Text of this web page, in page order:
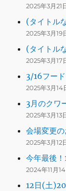
2025年3月21
(タイトル
2025年3月19
(タイトル
2025年3月17
3/16フー
2025年3月14
3月のクワ
2025年3月13
会場変更
2025年3月12
今年最後！
2024年11月
12日(土